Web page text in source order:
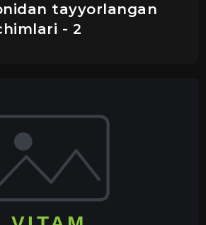
tayyorlangan
- 2